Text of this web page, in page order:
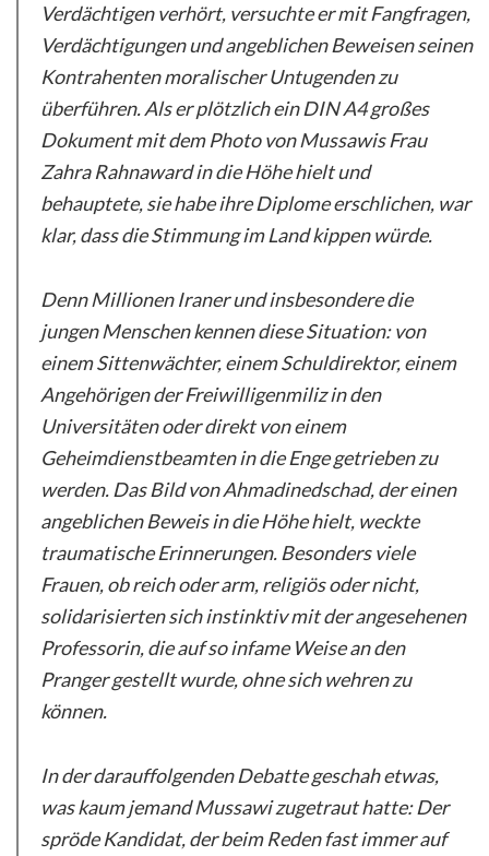
Verdächtigen verhört, versuchte er mit Fangfragen,
Verdächtigungen und angeblichen Beweisen seinen
Kontrahenten moralischer Untugenden zu
überführen. Als er plötzlich ein DIN A4 großes
Dokument mit dem Photo von Mussawis Frau
Zahra Rahnaward in die Höhe hielt und
behauptete, sie habe ihre Diplome erschlichen, war
klar, dass die Stimmung im Land kippen würde.
Denn Millionen Iraner und insbesondere die
jungen Menschen kennen diese Situation: von
einem Sittenwächter, einem Schuldirektor, einem
Angehörigen der Freiwilligenmiliz in den
Universitäten oder direkt von einem
Geheimdienstbeamten in die Enge getrieben zu
werden. Das Bild von Ahmadinedschad, der einen
angeblichen Beweis in die Höhe hielt, weckte
traumatische Erinnerungen. Besonders viele
Frauen, ob reich oder arm, religiös oder nicht,
solidarisierten sich instinktiv mit der angesehenen
Professorin, die auf so infame Weise an den
Pranger gestellt wurde, ohne sich wehren zu
können.
In der darauffolgenden Debatte geschah etwas,
was kaum jemand Mussawi zugetraut hatte: Der
spröde Kandidat, der beim Reden fast immer auf